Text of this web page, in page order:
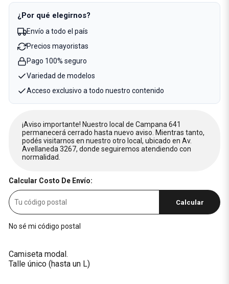
¿Por qué elegirnos?
Envío a todo el país
Precios mayoristas
Pago 100% seguro
Variedad de modelos
Acceso exclusivo a todo nuestro contenido
¡Aviso importante! Nuestro local de Campana 641
permanecerá cerrado hasta nuevo aviso. Mientras tanto,
podés visitarnos en nuestro otro local, ubicado en Av.
Avellaneda 3267, donde seguiremos atendiendo con
normalidad.
Calcular Costo De Envío:
Calcular
No sé mi código postal
Camiseta modal.
Talle único (hasta un L)